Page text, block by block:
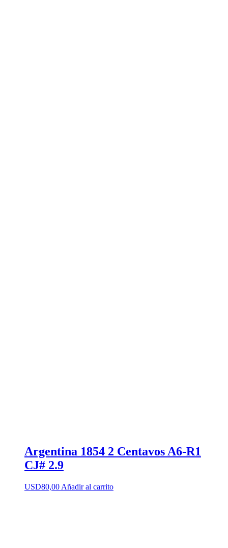
Argentina 1854 2 Centavos A6-R1
CJ# 2.9
USD80,00 Añadir al carrito